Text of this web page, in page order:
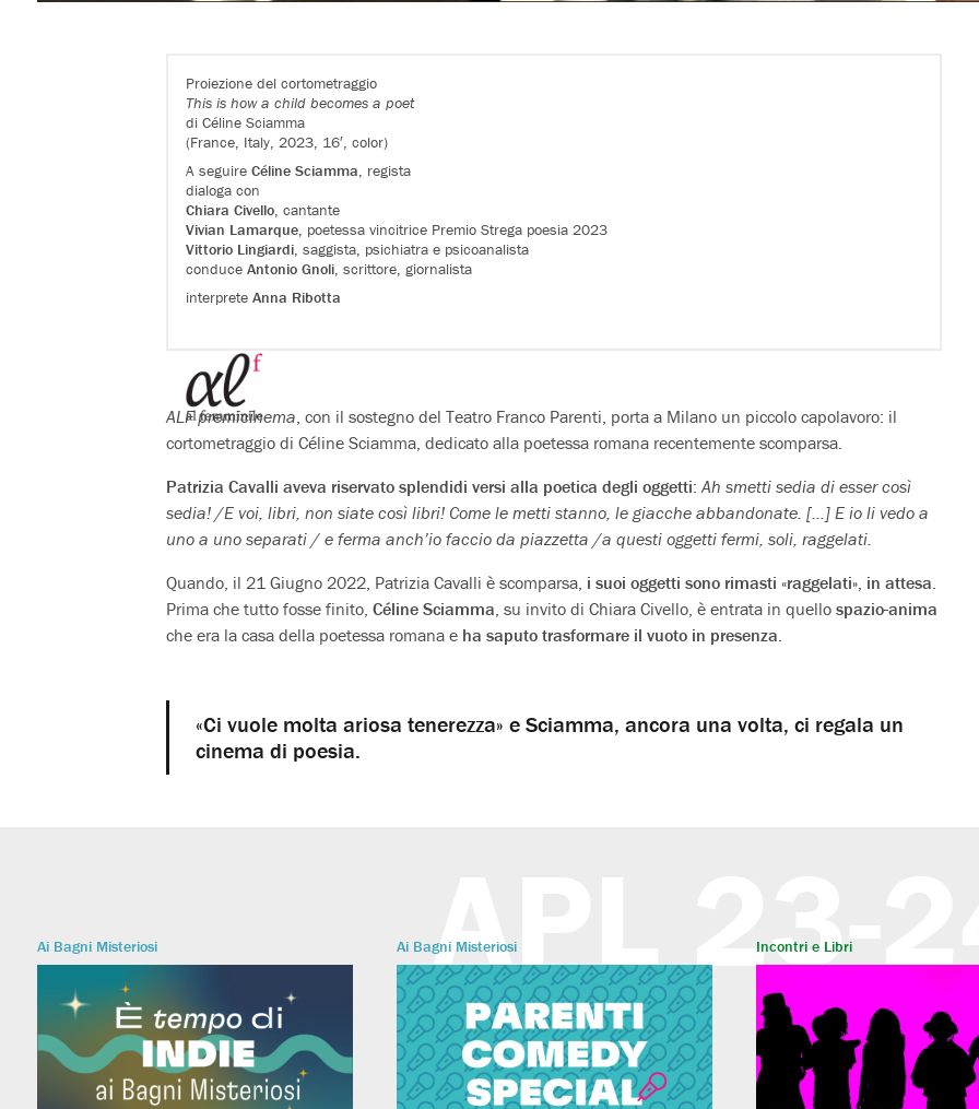
Proiezione del cortometraggio
This is how a child becomes a poet
di Céline Sciamma
(France, Italy, 2023, 16′, color)
A seguireCéline Sciamma, regista
dialoga con
Chiara Civello, cantante
Vivian Lamarque, poetessa vincitrice Premio Strega poesia 2023
Vittorio Lingiardi, saggista, psichiatra e psicoanalista
conduceAntonio Gnoli, scrittore, giornalista
interpreteAnna Ribotta
ALF premicinema , con il sostegno del Teatro Franco Parenti, porta a Milano un piccolo capolavoro: il
cortometraggio di Céline Sciamma, dedicato alla poetessa romana recentemente scomparsa.
Patrizia Cavalli aveva riservato splendidi versi alla poetica degli oggetti: Ah smetti sedia di esser così
sedia! /E voi, libri, non siate così libri! Come le metti stanno, le giacche abbandonate. […] E io li vedo a
uno a uno separati / e ferma anch’io faccio da piazzetta /a questi oggetti fermi, soli, raggelati.
Quando, il 21 Giugno 2022, Patrizia Cavalli è scomparsa, i suoi oggetti sono rimasti «raggelati», in attesa
Prima che tutto fosse finito, Céline Sciamma , su invito di Chiara Civello, è entrata in quello spazio-anima
che era la casa della poetessa romana e ha saputo trasformare il vuoto in presenza
«Ci vuole molta ariosa tenerezza» e Sciamma, ancora una volta, ci regala un
cinema di poesia.
APL 23-
Ai Bagni Misteriosi Ai Bagni Misteriosi Incontri e Libri